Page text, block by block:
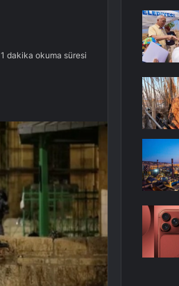
1 dakika okuma süresi